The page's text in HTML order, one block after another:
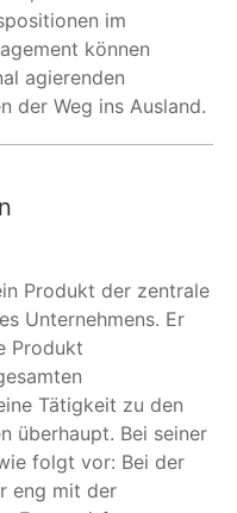
im
können
agierenden
der Weg ins Ausland.
Produkt der zentrale
Unternehmens. Er
Produkt
Tätigkeit zu den
überhaupt. Bei seiner
folgt vor: Bei der
eng mit der